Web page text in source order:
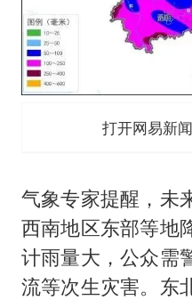
打开网易新
气象专家提醒，未
西南地区东部等地
计雨量大，公众需
流等次生灾害。东